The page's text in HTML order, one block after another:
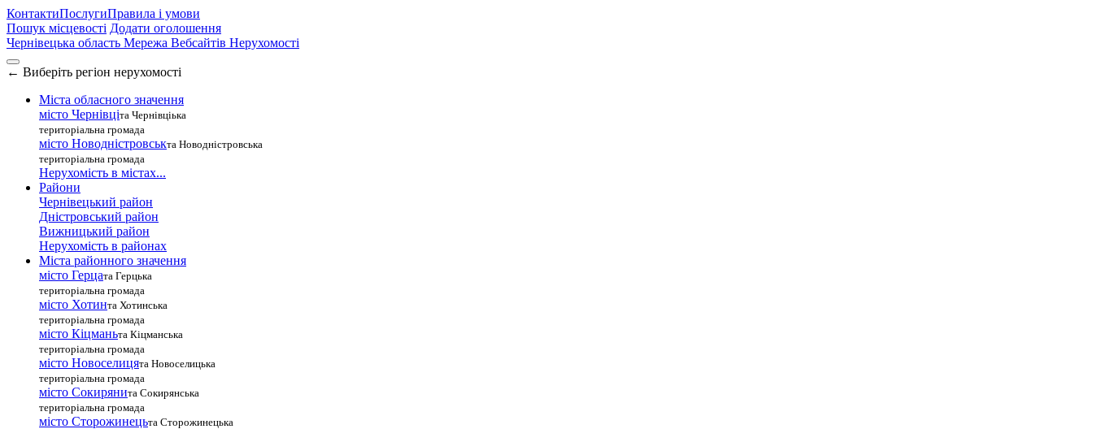
КонтактиПослугиПравила і умови
Пошук місцевості Додати оголошення
Чернівецька область Мережа Вебсайтів Нерухомості
← Виберіть регіон нерухомості
Міста обласного значення
місто Чернівціта Чернівціька
територіальна громада
місто Новодністровськта Новодністровська
територіальна громада
Нерухомість в містах...
Райони
Чернівецький район
Дністровський район
Вижницький район
Нерухомість в районах
Міста районного значення
місто Герцата Герцька
територіальна громада
місто Хотинта Хотинська
територіальна громада
місто Кіцманьта Кіцманська
територіальна громада
місто Новоселицята Новоселицька
територіальна громада
місто Сокирянита Сокирянська
територіальна громада
місто Сторожинецьта Сторожинецька